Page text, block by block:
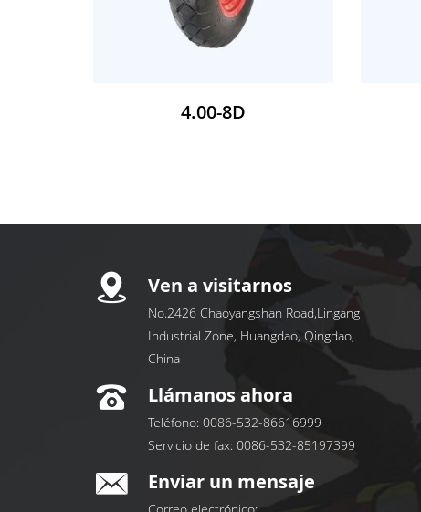
4.00-8D
Ven a visitarnos
No.2426 Chaoyangshan Road,Lingang
Industrial Zone, Huangdao, Qingdao,
China
Llámanos ahora
Teléfono: 0086-532-86616999
Servicio de fax: 0086-532-85197399
Enviar un mensaje
Correo electrónico: